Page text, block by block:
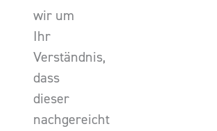
wir um
Ihr
Verständnis,
dass
dieser
nachgereicht